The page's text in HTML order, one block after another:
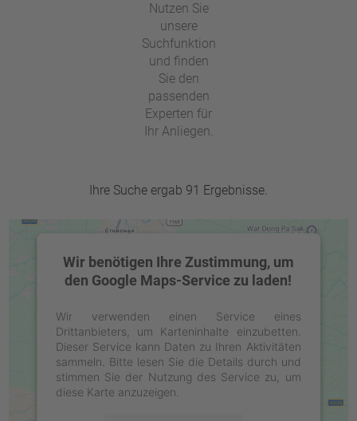
Nutzen Sie
unsere
Suchfunktion
und finden
Sie den
passenden
Experten für
Ihr Anliegen.
Ihre Suche ergab 91 Ergebnisse.
Wir benötigen Ihre Zustimmung, um
den Google Maps-Service zu laden!
Wir verwenden einen Service eines
Drittanbieters, um Karteninhalte einzubetten.
Dieser Service kann Daten zu Ihren Aktivitäten
sammeln. Bitte lesen Sie die Details durch und
stimmen Sie der Nutzung des Service zu, um
diese Karte anzuzeigen.